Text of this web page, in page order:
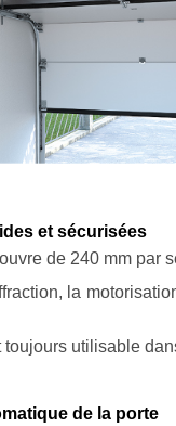
et sécurisées
de 240 mm
la
toujours utilisable
de la porte